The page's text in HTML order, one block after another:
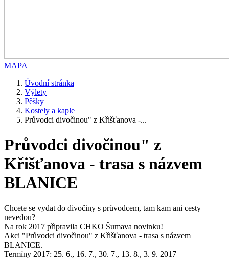
MAPA
Úvodní stránka
Výlety
Pěšky
Kostely a kaple
Průvodci divočinou" z Křišťanova -...
Průvodci divočinou" z
Křišťanova - trasa s názvem
BLANICE
Chcete se vydat do divočiny s průvodcem, tam kam ani cesty
nevedou?
Na rok 2017 připravila CHKO Šumava novinku!
Akci "Průvodci divočinou" z Křišťanova - trasa s názvem
BLANICE.
Termíny 2017: 25. 6., 16. 7., 30. 7., 13. 8., 3. 9. 2017